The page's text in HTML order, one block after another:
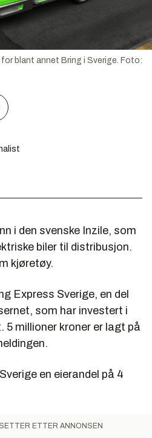
blant annet Bring i Sverige. Foto:
i den svenske Inzile, som
biler til distribusjon.
kjøretøy.
Express Sverige, en del
som har investert i
5 millioner kroner er lagt på
en eierandel på 4
ETTER ANNONSEN